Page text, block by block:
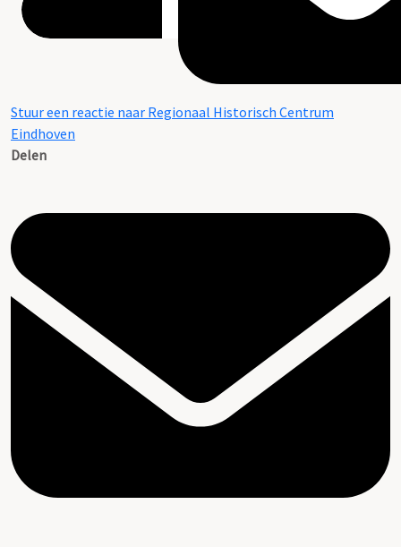
Stuur een reactie naar Regionaal Historisch Centrum
Eindhoven
Delen